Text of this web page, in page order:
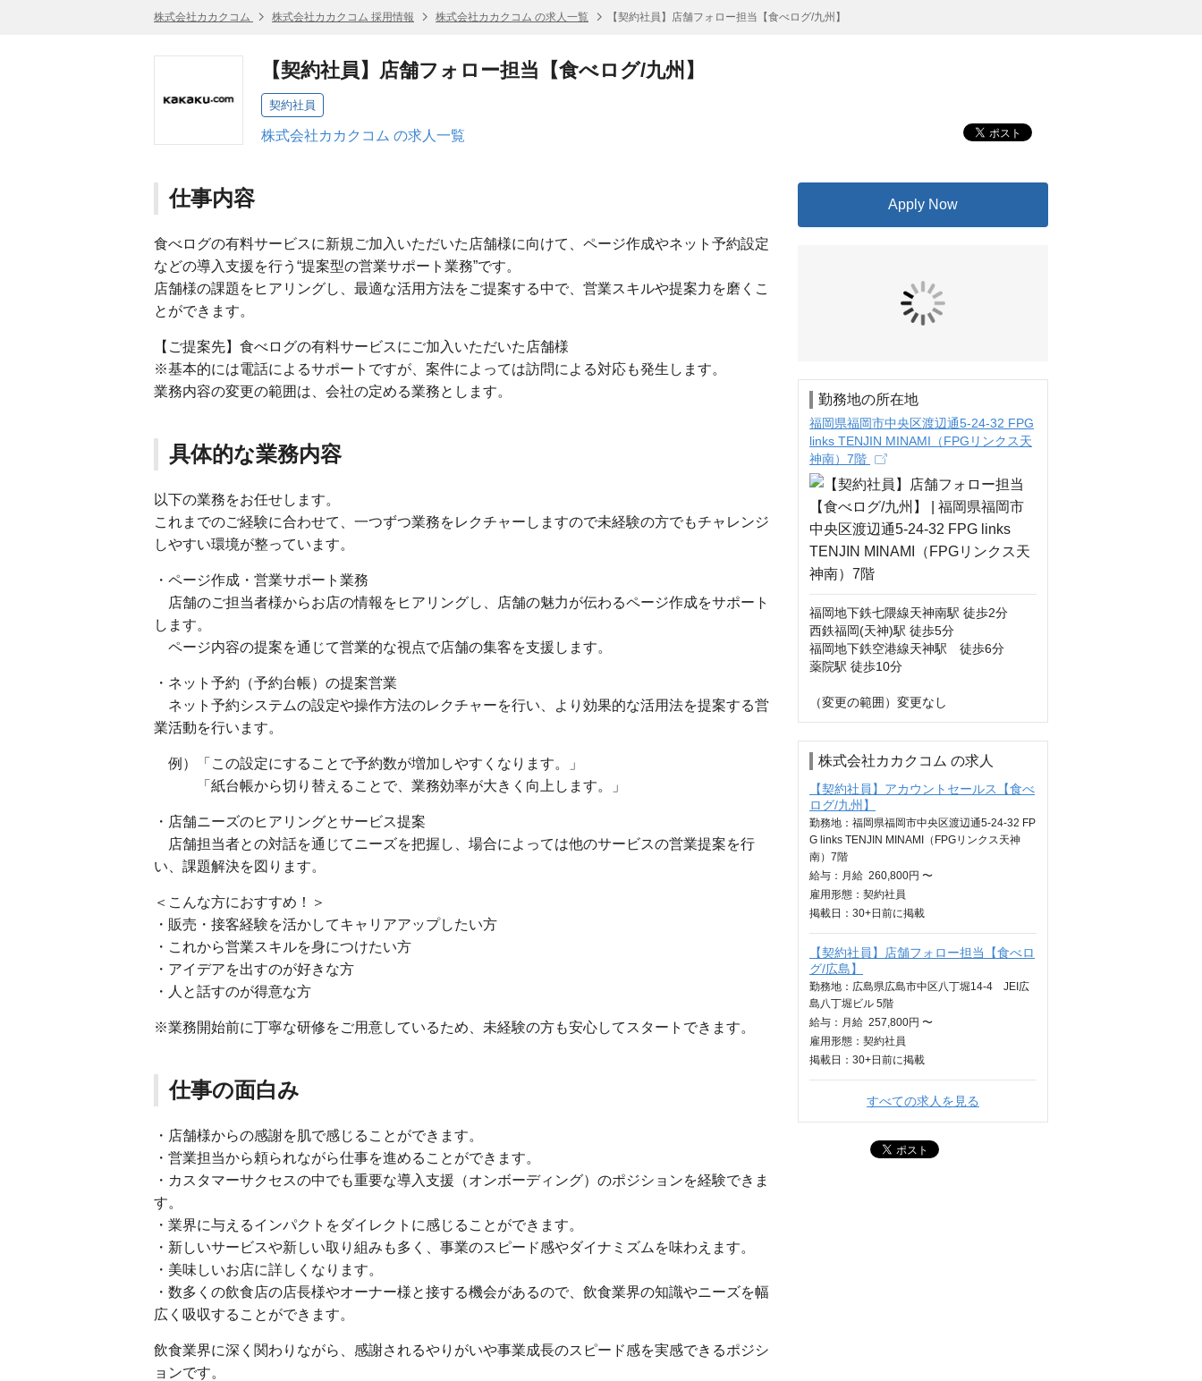
株式会社カカクコム 株式会社カカクコム 採用情報 株式会社カカクコム の求人一覧 【契約社員】店舗フォロー担当【食べログ/九州】
【契約社員】店舗フォロー担当【食べログ/九州】
契約社員
株式会社カカクコム の求人一覧
仕事内容
食べログの有料サービスに新規ご加入いただいた店舗様に向けて、ページ作成やネット予約設定
などの導入支援を行う“提案型の営業サポート業務”です。
店舗様の課題をヒアリングし、最適な活用方法をご提案する中で、営業スキルや提案力を磨くこ
とができます。
【ご提案先】食べログの有料サービスにご加入いただいた店舗様
※基本的には電話によるサポートですが、案件によっては訪問による対応も発生します。
業務内容の変更の範囲は、会社の定める業務とします。
具体的な業務内容
以下の業務をお任せします。
これまでのご経験に合わせて、一つずつ業務をレクチャーしますので未経験の方でもチャレンジ
しやすい環境が整っています。
・ページ作成・営業サポート業務
店舗のご担当者様からお店の情報をヒアリングし、店舗の魅力が伝わるページ作成をサポート
します。
ページ内容の提案を通じて営業的な視点で店舗の集客を支援します。
・ネット予約（予約台帳）の提案営業
ネット予約システムの設定や操作方法のレクチャーを行い、より効果的な活用法を提案する営
業活動を行います。
例）「この設定にすることで予約数が増加しやすくなります。」
「紙台帳から切り替えることで、業務効率が大きく向上します。」
・店舗ニーズのヒアリングとサービス提案
店舗担当者との対話を通じてニーズを把握し、場合によっては他のサービスの営業提案を行
い、課題解決を図ります。
＜こんな方におすすめ！＞
・販売・接客経験を活かしてキャリアアップしたい方
・これから営業スキルを身につけたい方
・アイデアを出すのが好きな方
・人と話すのが得意な方
※業務開始前に丁寧な研修をご用意しているため、未経験の方も安心してスタートできます。
仕事の面白み
・店舗様からの感謝を肌で感じることができます。
・営業担当から頼られながら仕事を進めることができます。
・カスタマーサクセスの中でも重要な導入支援（オンボーディング）のポジションを経験できま
す。
・業界に与えるインパクトをダイレクトに感じることができます。
・新しいサービスや新しい取り組みも多く、事業のスピード感やダイナミズムを味わえます。
・美味しいお店に詳しくなります。
・数多くの飲食店の店長様やオーナー様と接する機会があるので、飲食業界の知識やニーズを幅
広く吸収することができます。
飲食業界に深く関わりながら、感謝されるやりがいや事業成長のスピード感を実感できるポジシ
ョンです。
Apply Now
勤務地の所在地
福岡県福岡市中央区渡辺通5-24-32 FPG
links TENJIN MINAMI（FPGリンクス天
神南）7階
福岡地下鉄七隈線天神南駅 徒歩2分
西鉄福岡(天神)駅 徒歩5分
福岡地下鉄空港線天神駅　徒歩6分
薬院駅 徒歩10分
（変更の範囲）変更なし
株式会社カカクコム の求人
【契約社員】アカウントセールス【食べ
ログ/九州】
勤務地：福岡県福岡市中央区渡辺通5-24-32 FP
G links TENJIN MINAMI（FPGリンクス天神
南）7階
給与： 月給 260,800円 〜
雇用形態：契約社員
掲載日： 30+日 前に掲載
【契約社員】店舗フォロー担当【食べロ
グ/広島】
勤務地：広島県広島市中区八丁堀14-4 JEI広
島八丁堀ビル 5階
給与： 月給 257,800円 〜
雇用形態：契約社員
掲載日： 30+日 前に掲載
すべての求人を見る